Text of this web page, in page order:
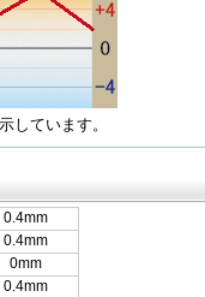
しています。
0.4mm
0.4mm
0mm
0.4mm